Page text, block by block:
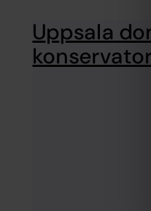
Uppsala